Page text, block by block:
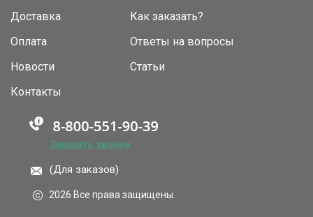
Доставка
Оплата
Новости
Как заказать?
Ответы на вопросы
Статьи
Контакты
Заказать звонок
(Для заказов)
2026 Все права защищены.